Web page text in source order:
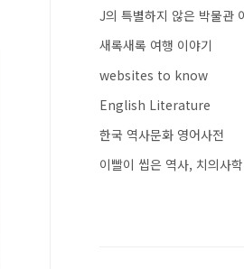
J의 특별하지 않은 박물관
새록새록 여행 이야기
websites to know
English Literature
한국 역사문화 영어사전
이빨이 씹은 역사, 치의사학